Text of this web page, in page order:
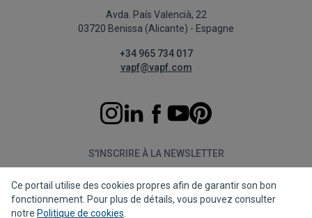
Avda. País Valencià, 22
03720 Benissa (Alicante) - Espagne
+34 965 734 017
vapf@vapf.com
S'INSCRIRE À LA NEWSLETTER
S'abonner
Ce portail utilise des cookies propres afin de garantir son bon
fonctionnement. Pour plus de détails, vous pouvez consulter
notre Politique de cookies